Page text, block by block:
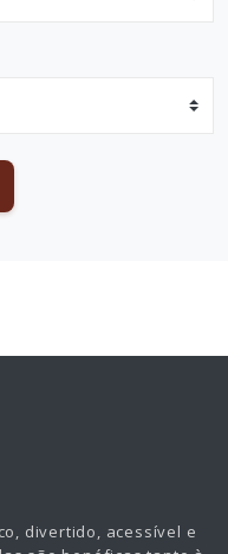
divertido, acessível e